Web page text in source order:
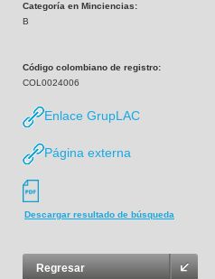
Categoría en Minciencias:
B
Código colombiano de registro:
COL0024006
Enlace GrupLAC
Página externa
Descargar resultado de búsqueda
Regresar